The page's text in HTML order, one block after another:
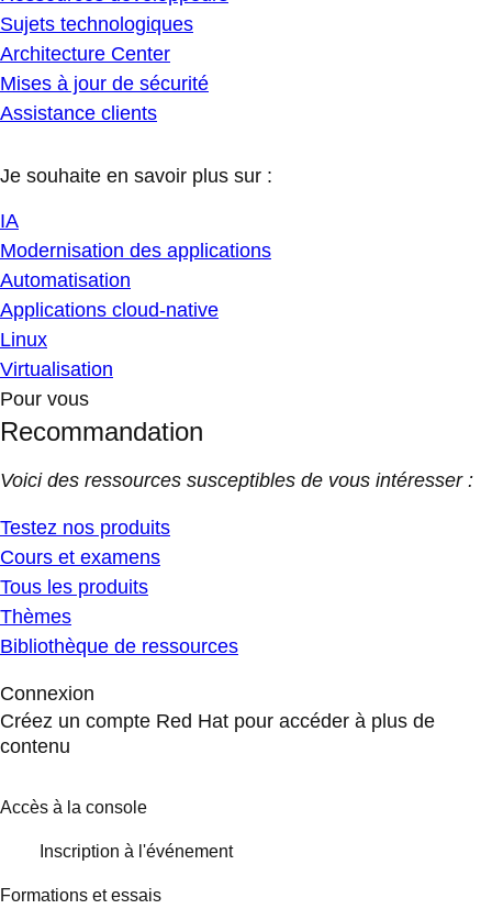
Sujets technologiques
Architecture Center
Mises à jour de sécurité
Assistance clients
Je souhaite en savoir plus sur :
IA
Modernisation des applications
Automatisation
Applications cloud-native
Linux
Virtualisation
Pour vous
Recommandation
Voici des ressources susceptibles de vous intéresser :
Testez nos produits
Cours et examens
Tous les produits
Thèmes
Bibliothèque de ressources
Connexion
Créez un compte Red Hat pour accéder à plus de
contenu
Accès à la console
Inscription à l'événement
Formations et essais